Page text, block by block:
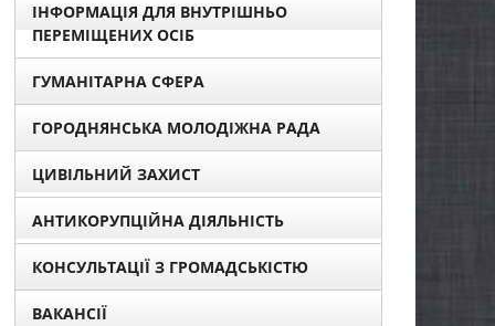
ІНФОРМАЦІЯ ДЛЯ ВНУТРІШНЬО
ПЕРЕМІЩЕНИХ ОСІБ
ГУМАНІТАРНА СФЕРА
ГОРОДНЯНСЬКА МОЛОДІЖНА РАДА
ЦИВІЛЬНИЙ ЗАХИСТ
АНТИКОРУПЦІЙНА ДІЯЛЬНІСТЬ
КОНСУЛЬТАЦІЇ З ГРОМАДСЬКІСТЮ
ВАКАНСІЇ